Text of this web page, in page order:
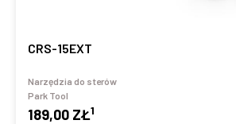
CRS-15EXT
Narzędzia do sterów
Park Tool
189,00 ZŁ1